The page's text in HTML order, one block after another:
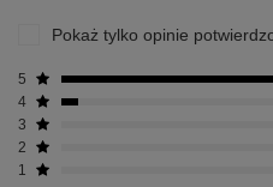
Pokaż tylko opinie
5
4
3
2
1